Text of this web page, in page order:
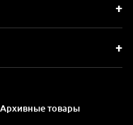
Архивные товары